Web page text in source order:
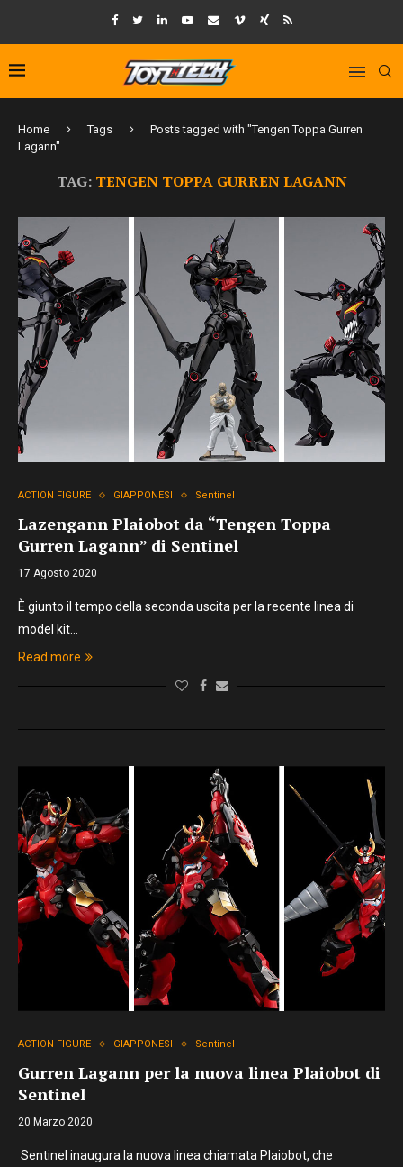
Home Tags
Posts tagged with "Tengen Toppa Gurren
Lagann"
TAG: TENGEN TOPPA GURREN LAGANN
ACTION FIGURE GIAPPONESI Sentinel
Lazengann Plaiobot da “Tengen Toppa
Gurren Lagann” di Sentinel
17 Agosto 2020
È giunto il tempo della seconda uscita per la recente linea di
model kit…
Read more
ACTION FIGURE GIAPPONESI Sentinel
Gurren Lagann per la nuova linea Plaiobot di
Sentinel
20 Marzo 2020
Sentinel inaugura la nuova linea chiamata Plaiobot, che